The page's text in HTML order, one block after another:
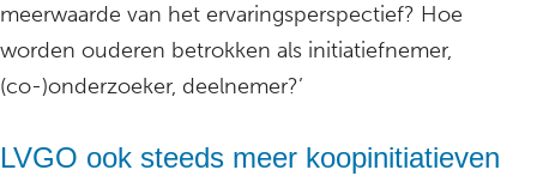
meerwaarde van het ervaringsperspectief? Hoe
worden ouderen betrokken als initiatiefnemer,
(co-)onderzoeker, deelnemer?’
LVGO ook steeds meer koopinitiatieven